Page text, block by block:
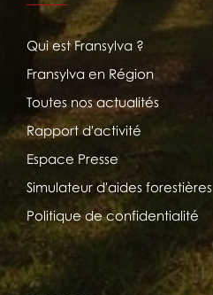
Qui est Fransylva ?
Fransylva en Région
Toutes nos actualités
Rapport d'activité
Espace Presse
Simulateur d'aides forestières
Politique de confidentialité